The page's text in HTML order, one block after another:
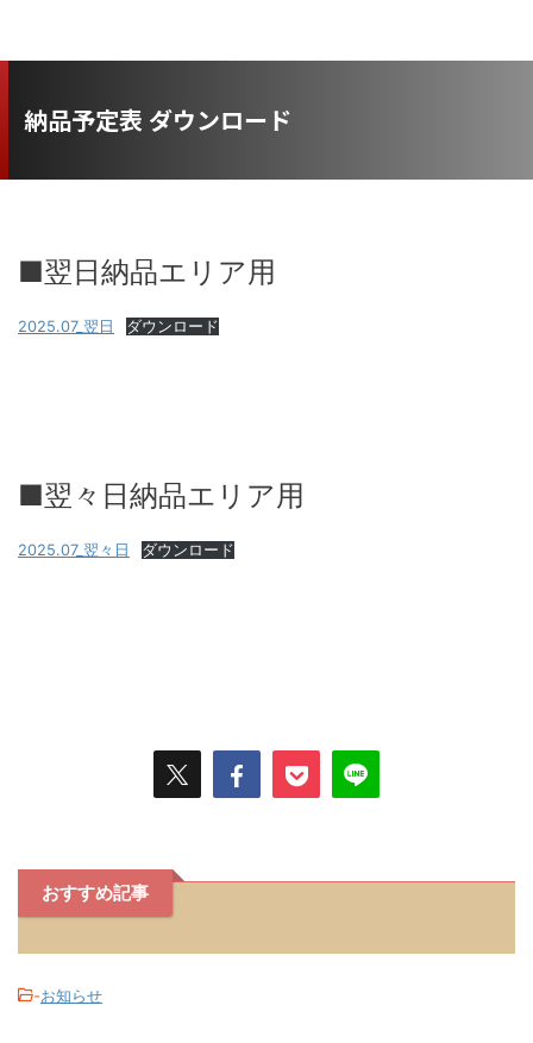
納品予定表 ダウンロード
■翌日納品エリア用
2025.07_翌日 ダウンロード
■翌々日納品エリア用
2025.07_翌々日 ダウンロード
おすすめ記事
-お知らせ